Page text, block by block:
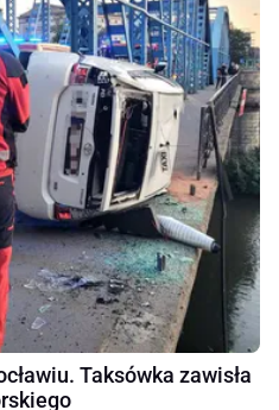
Taksówka zawisła